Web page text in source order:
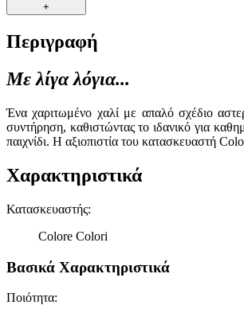
+
Περιγραφή
Με λίγα λόγια...
Ένα χαριτωμένο χαλί με απαλό σχέδιο
συντήρηση, καθιστώντας το ιδανικό για
παιχνίδι. Η αξιοπιστία του κατασκευαστή
Χαρακτηριστικά
Κατασκευαστής:
Colore Colori
Βασικά Χαρακτηριστικά
Ποιότητα: